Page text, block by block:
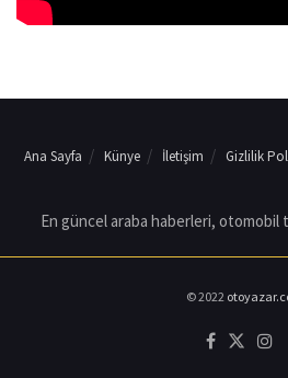
Ana Sayfa Künye İletişim Gizlilik
En güncel araba haberleri,
© 2022